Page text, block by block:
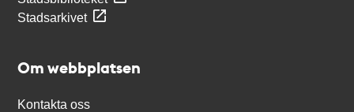
Stadsarkivet
Om webbplatsen
Kontakta oss